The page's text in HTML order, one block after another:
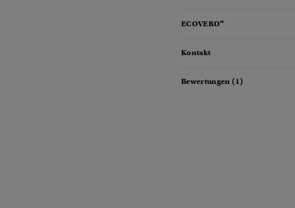
ECOVERO™
Kontakt
Bewertungen (1)